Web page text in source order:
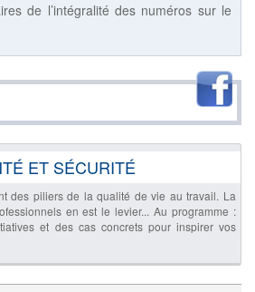
de l’intégralité des numéros sur le
ET SÉCURITÉ
des piliers de la qualité de vie au travail. La
en est le levier... Au programme :
et des cas concrets pour inspirer vos